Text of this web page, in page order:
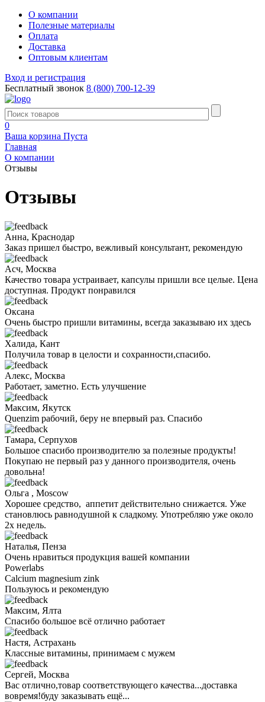
О компании
Полезные материалы
Оплата
Доставка
Оптовым клиентам
Вход и регистрация
Бесплатный звонок 8 (800) 700-12-39
0
Ваша корзина Пуста
Главная
О компании
Отзывы
Отзывы
Анна, Краснодар
Заказ пришел быстро, вежливый консультант, рекомендую
Асч, Москва
Качество товара устраивает, капсулы пришли все целые. Цена
доступная. Продукт понравился
Оксана
Очень быстро пришли витамины, всегда заказываю их здесь
Халида, Кант
Получила товар в целости и сохранности,спасибо.
Алекс, Москва
Работает, заметно. Есть улучшение
Максим, Якутск
Quenzim рабочий, беру не впервый раз. Спасибо
Тамара, Серпухов
Большое спасибо производителю за полезные продукты!
Покупаю не первый раз у данного производителя, очень
довольна!
Ольга , Moscow
Хорошее средство, аппетит действительно снижается. Уже
становлюсь равнодушной к сладкому. Употребляю уже около
2х недель.
Наталья, Пенза
Очень нравиться продукция вашей компании
Powerlabs
Calcium magnesium zink
Пользуюсь и рекомендую
Максим, Ялта
Спасибо большое всё отлично работает
Настя, Астрахань
Классные витамины, принимаем с мужем
Сергей, Москва
Вас отлично,товар соответствующего качества...доставка
вовремя!буду заказывать ещё...